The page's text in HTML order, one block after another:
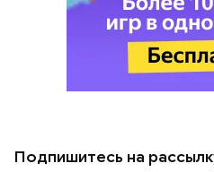
Подпишитесь на